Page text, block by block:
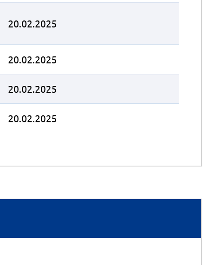
20.02.2025
20.02.2025
20.02.2025
20.02.2025